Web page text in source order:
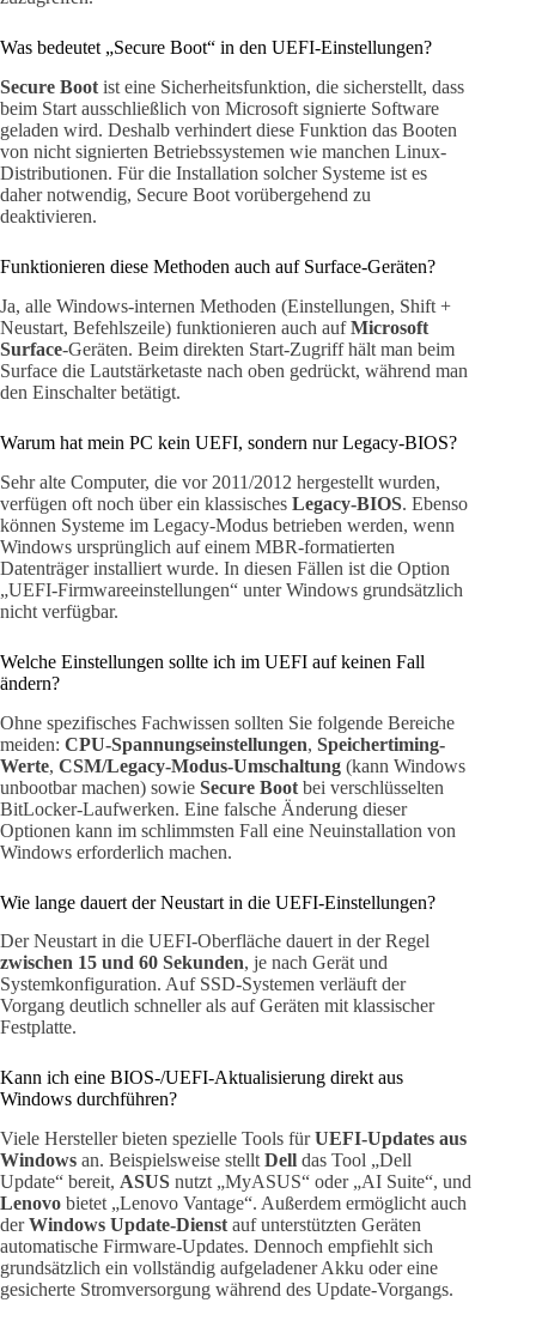
Was bedeutet „Secure Boot“ in den UEFI-Einstellungen?
Secure Boot ist eine Sicherheitsfunktion, die sicherstellt, dass
beim Start ausschließlich von Microsoft signierte Software
geladen wird. Deshalb verhindert diese Funktion das Booten
von nicht signierten Betriebssystemen wie manchen Linux-
Distributionen. Für die Installation solcher Systeme ist es
daher notwendig, Secure Boot vorübergehend zu
deaktivieren.
Funktionieren diese Methoden auch auf Surface-Geräten?
Ja, alle Windows-internen Methoden (Einstellungen, Shift +
Neustart, Befehlszeile) funktionieren auch aufMicrosoft
Surface-Geräten. Beim direkten Start-Zugriff hält man beim
Surface die Lautstärketaste nach oben gedrückt, während man
den Einschalter betätigt.
Warum hat mein PC kein UEFI, sondern nur Legacy-BIOS?
Sehr alte Computer, die vor 2011/2012 hergestellt wurden,
verfügen oft noch über ein klassisches Legacy-BIOS. Ebenso
können Systeme im Legacy-Modus betrieben werden, wenn
Windows ursprünglich auf einem MBR-formatierten
Datenträger installiert wurde. In diesen Fällen ist die Option
„UEFI-Firmwareeinstellungen“ unter Windows grundsätzlich
nicht verfügbar.
Welche Einstellungen sollte ich im UEFI auf keinen Fall
ändern?
Ohne spezifisches Fachwissen sollten Sie folgende Bereiche
meiden: CPU-Spannungseinstellungen, Speichertiming-
Werte, CSM/Legacy-Modus-Umschaltung (kann Windows
unbootbar machen) sowie Secure Boot bei verschlüsselten
BitLocker-Laufwerken. Eine falsche Änderung dieser
Optionen kann im schlimmsten Fall eine Neuinstallation von
Windows erforderlich machen.
Wie lange dauert der Neustart in die UEFI-Einstellungen?
Der Neustart in die UEFI-Oberfläche dauert in der Regel
zwischen 15 und 60 Sekunden, je nach Gerät und
Systemkonfiguration. Auf SSD-Systemen verläuft der
Vorgang deutlich schneller als auf Geräten mit klassischer
Festplatte.
Kann ich eine BIOS-/UEFI-Aktualisierung direkt aus
Windows durchführen?
Viele Hersteller bieten spezielle Tools fürUEFI-Updates aus
Windows an. Beispielsweise stellt Dell das Tool „Dell
Update“ bereit, ASUS nutzt „MyASUS“ oder „AI Suite“, und
Lenovo bietet „Lenovo Vantage“. Außerdem ermöglicht auch
derWindows Update-Dienst auf unterstützten Geräten
automatische Firmware-Updates. Dennoch empfiehlt sich
grundsätzlich ein vollständig aufgeladener Akku oder eine
gesicherte Stromversorgung während des Update-Vorgangs.